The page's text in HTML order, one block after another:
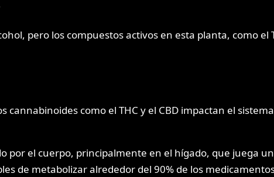
pero los compuestos activos en esta planta, como el
como el THC y el CBD impactan el
por el cuerpo, principalmente en el hígado, que juega
de metabolizar alrededor del 90% de los